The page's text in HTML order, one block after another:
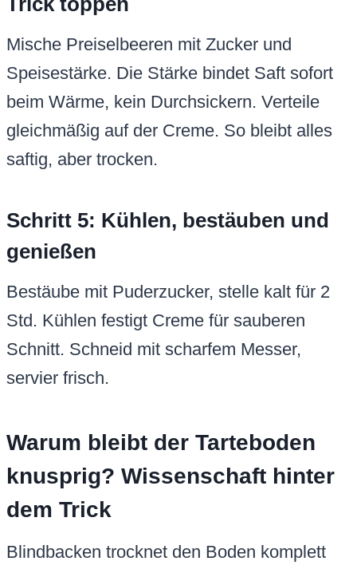
Mische Preiselbeeren mit Zucker und
Speisestärke. Die Stärke bindet Saft sofort
beim Wärme, kein Durchsickern. Verteile
gleichmäßig auf der Creme. So bleibt alles
saftig, aber trocken.
Schritt 5: Kühlen, bestäuben und
genießen
Bestäube mit Puderzucker, stelle kalt für 2
Std. Kühlen festigt Creme für sauberen
Schnitt. Schneid mit scharfem Messer,
servier frisch.
Warum bleibt der Tarteboden
knusprig? Wissenschaft hinter
dem Trick
Blindbacken trocknet den Boden komplett